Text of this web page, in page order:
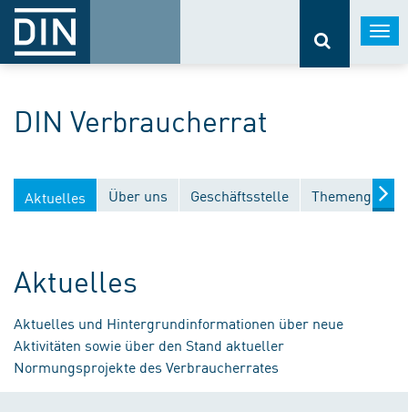
DIN Verbraucherrat
Aktuelles Über uns Geschäftsstelle
Aktuelles
Aktuelles und Hintergrundinformationen über neue
Aktivitäten sowie über den Stand aktueller
Normungsprojekte des Verbraucherrates